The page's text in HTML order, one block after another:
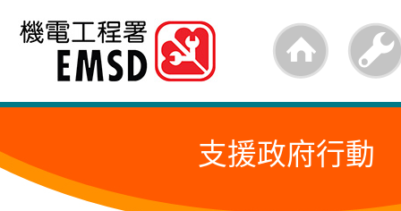
跳
內
的
支援政府行動